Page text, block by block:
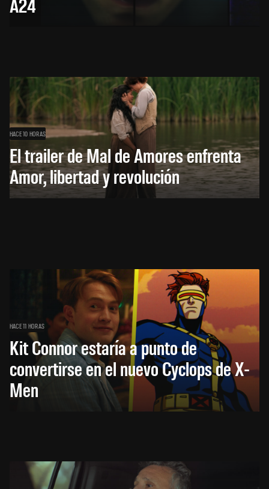
HACE 10 HORAS
El trailer de Mal de Amores enfrenta
Amor, libertad y revolución
HACE 11 HORAS
Kit Connor estaría a punto de
convertirse en el nuevo Cyclops de X-
Men